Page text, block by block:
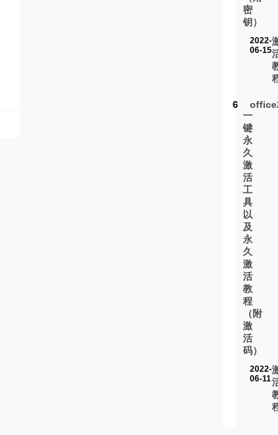
密
钥）
2022-
06-15
6
一
键
永
久
激
活
工
具
以
及
永
久
激
活
教
程
（附
激
活
码）
2022-
06-11